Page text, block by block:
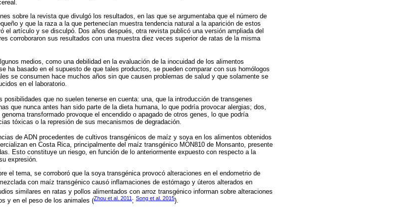
sobre la revista que divulgó los resultados, en las que se argumentaba que el número de
y que la raza a la que pertenecían muestra tendencia natural a la aparición de estos
el artículo y se disculpó. Dos años después, otra revista publicó una versión ampliada del
corroboraron sus resultados con una muestra diez veces superior de ratas de la misma
medios, como una debilidad en la evaluación de la inocuidad de los alimentos
ha basado en el supuesto de que tales productos, se pueden comparar con sus homólogos
se consumen hace muchos años sin que causen problemas de salud y que solamente se
en el laboratorio.
posibilidades que no suelen tenerse en cuenta: una, que la introducción de transgenes
que nunca antes han sido parte de la dieta humana, lo que podría provocar alergias; dos,
transformado provoque el encendido o apagado de otros genes, lo que podría
tóxicas o la represión de sus mecanismos de degradación.
de ADN procedentes de cultivos transgénicos de maíz y soya en los alimentos obtenidos
en Costa Rica, principalmente del maíz transgénico MON810 de Monsanto, presente
Esto constituye un riesgo, en función de lo anteriormente expuesto con respecto a la
expresión.
el tema, se corroboró que la soya transgénica provocó alteraciones en el endometrio de
con maíz transgénico causó inflamaciones de estómago y úteros alterados en
similares en ratas y pollos alimentados con arroz transgénico informan sobre alteraciones
y en el peso de los animales (Zhou et al. 2011 ; Song et al. 2015).